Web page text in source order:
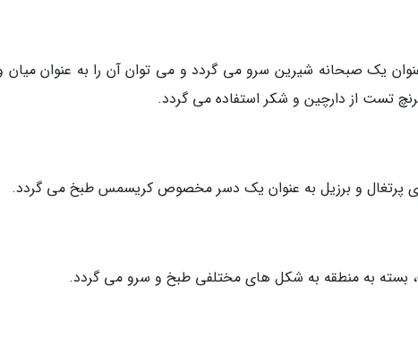
یک صبحانه شیرین سرو می گردد و می توان آن را به عنوان میان
تست از دارچین و شکر استفاده می گردد.